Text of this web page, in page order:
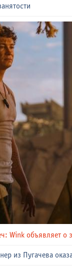
Wink объявляет о
из Пугачева